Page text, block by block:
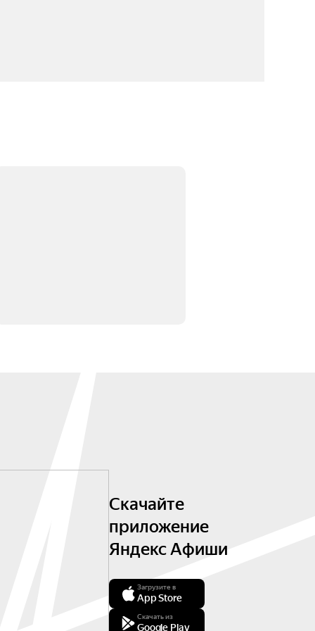
Скачайте
приложение
Яндекс Афиши
Загрузите в
App Store
Скачать из
Google Play